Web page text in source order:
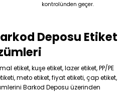
Gönder
kontrolünden geçer.
Deposu Etiket
etiket, kuşe etiket, lazer etiket, PP/PE
meto etiket, fiyat etiketi, çap etiket,
Barkod Deposu üzerinden